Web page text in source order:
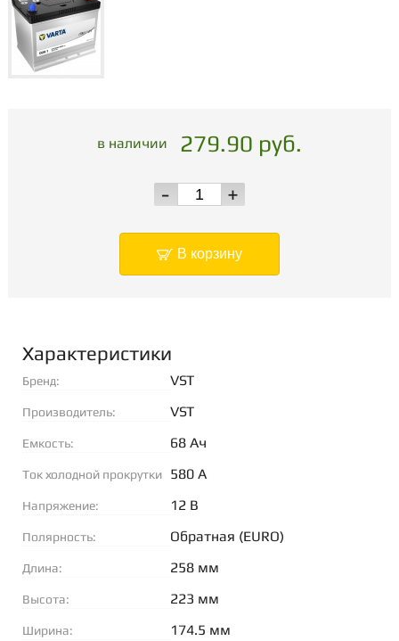
в наличии
279.90 руб.
-
+
В корзину
Характеристики
Бренд: VST
Производитель: VST
Емкость: 68 Ач
Ток холодной прокрутки
580 А
Напряжение: 12 В
Полярность: Обратная (EURO)
Длина: 258 мм
Высота: 223 мм
Ширина: 174.5 мм